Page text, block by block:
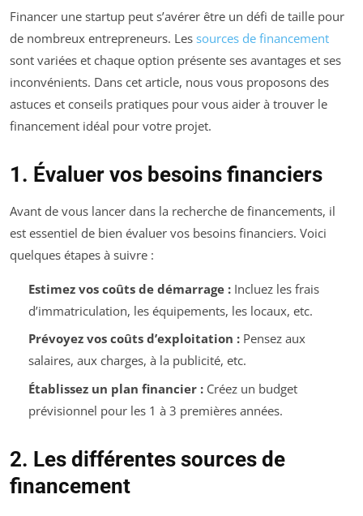
Financer une startup peut s’avérer être un défi de taille pour
de nombreux entrepreneurs. Les sources de financement
sont variées et chaque option présente ses avantages et ses
inconvénients. Dans cet article, nous vous proposons des
astuces et conseils pratiques pour vous aider à trouver le
financement idéal pour votre projet.
1. Évaluer vos besoins financiers
Avant de vous lancer dans la recherche de financements, il
est essentiel de bien évaluer vos besoins financiers. Voici
quelques étapes à suivre :
Estimez vos coûts de démarrage :Incluez les frais
d’immatriculation, les équipements, les locaux, etc.
Prévoyez vos coûts d’exploitation :Pensez aux
salaires, aux charges, à la publicité, etc.
Établissez un plan financier :Créez un budget
prévisionnel pour les 1 à 3 premières années.
2. Les différentes sources de
financement